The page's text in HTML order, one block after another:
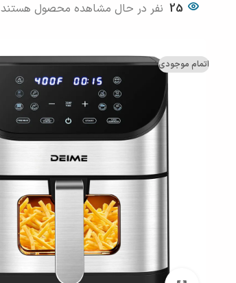
25 نفر در حال مشاهده محصول هستند
اتمام موجودی